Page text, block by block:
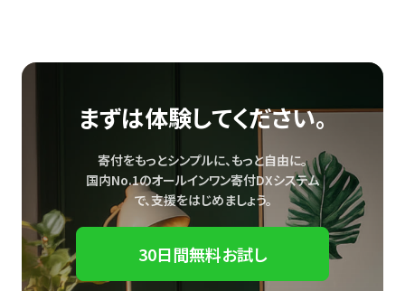
まずは体験してください。
寄付をもっとシンプルに、もっと自由に。
国内No.1のオールインワン寄付DXシステム
で、支援をはじめましょう。
30日間無料お試し